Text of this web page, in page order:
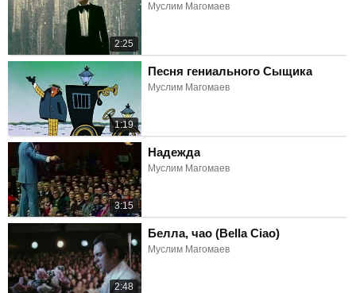
2:25
Муслим Магомаев
1:19
Песня гениального Сыщика
Муслим Магомаев
3:15
Надежда
Муслим Магомаев
2:48
Белла, чао (Bella Ciao)
Муслим Магомаев